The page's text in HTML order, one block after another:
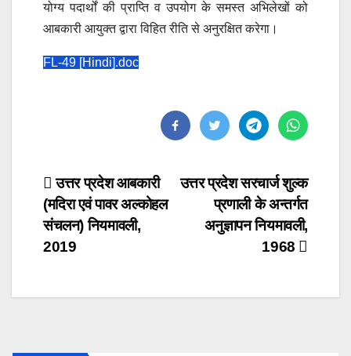
योग्य पदार्थों की प्राप्ति व उपयोग के समस्त अभिलेखों को
आबकारी आयुक्त द्वारा विहित रीति से अनुरक्षित करेगा।
FL-49 [Hindi].doc
Post
navigation
उत्तर प्रदेश सरचार्ज शुल्क
प्रणाली के अन्तर्गत
अनुज्ञापन नियमावली,
1968
उत्तर प्रदेश आबकारी
(मदिरा एवं पावर अल्कोहल
संचलन) नियमावली,
2019